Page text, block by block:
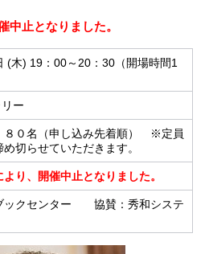
止となりました。
(木) 19：00～20：30（開場時間1
ー
０名（申し込み先着順） ※定員
切らせていただきます。
り、開催中止となりました。
ックセンター 協賛：秀和システ